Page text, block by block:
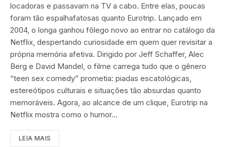
locadoras e passavam na TV a cabo. Entre elas, poucas
foram tão espalhafatosas quanto Eurotrip. Lançado em
2004, o longa ganhou fôlego novo ao entrar no catálogo da
Netflix, despertando curiosidade em quem quer revisitar a
própria memória afetiva. Dirigido por Jeff Schaffer, Alec
Berg e David Mandel, o filme carrega tudo que o gênero
“teen sex comedy” prometia: piadas escatológicas,
estereótipos culturais e situações tão absurdas quanto
memoráveis. Agora, ao alcance de um clique, Eurotrip na
Netflix mostra como o humor…
LEIA MAIS